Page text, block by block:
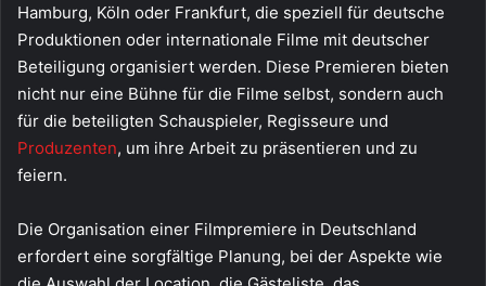
Hamburg, Köln oder Frankfurt, die speziell für deutsche
Produktionen oder internationale Filme mit deutscher
Beteiligung organisiert werden. Diese Premieren bieten
nicht nur eine Bühne für die Filme selbst, sondern auch
für die beteiligten Schauspieler, Regisseure und
Produzenten, um ihre Arbeit zu präsentieren und zu
feiern.
Die Organisation einer Filmpremiere in Deutschland
erfordert eine sorgfältige Planung, bei der Aspekte wie